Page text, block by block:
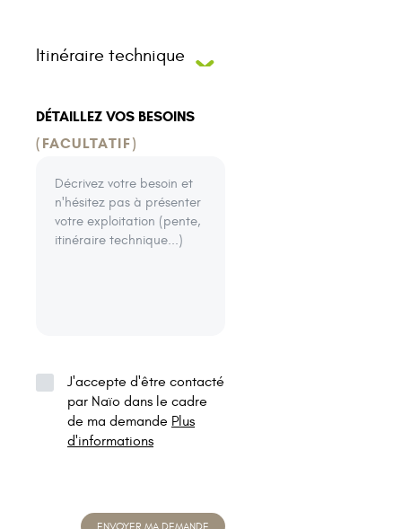
Itinéraire technique
DÉTAILLEZ VOS BESOINS
(FACULTATIF)
J'accepte d'être contacté
par Naïo dans le cadre
de ma demande Plus
d'informations
ENVOYER MA DEMANDE